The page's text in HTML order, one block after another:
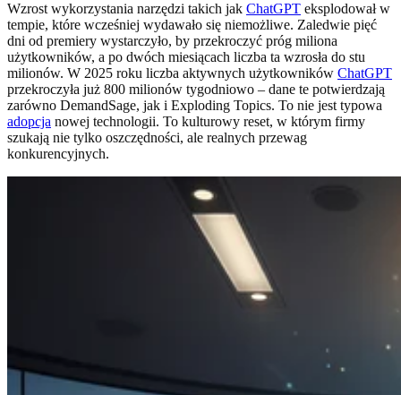
Wzrost wykorzystania narzędzi takich jak ChatGPT eksplodował w
tempie, które wcześniej wydawało się niemożliwe. Zaledwie pięć
dni od premiery wystarczyło, by przekroczyć próg miliona
użytkowników, a po dwóch miesiącach liczba ta wzrosła do stu
milionów. W 2025 roku liczba aktywnych użytkowników ChatGPT
przekroczyła już 800 milionów tygodniowo – dane te potwierdzają
zarówno DemandSage, jak i Exploding Topics. To nie jest typowa
adopcja nowej technologii. To kulturowy reset, w którym firmy
szukają nie tylko oszczędności, ale realnych przewag
konkurencyjnych.